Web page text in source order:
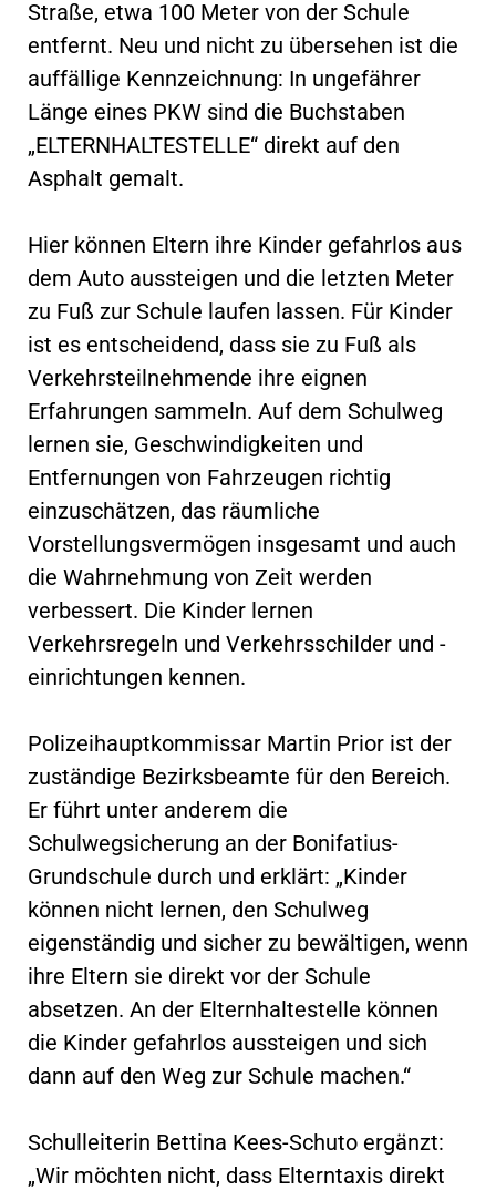
Straße, etwa 100 Meter von der Schule
entfernt. Neu und nicht zu übersehen ist die
auffällige Kennzeichnung: In ungefährer
Länge eines PKW sind die Buchstaben
„ELTERNHALTESTELLE“ direkt auf den
Asphalt gemalt.
Hier können Eltern ihre Kinder gefahrlos aus
dem Auto aussteigen und die letzten Meter
zu Fuß zur Schule laufen lassen. Für Kinder
ist es entscheidend, dass sie zu Fuß als
Verkehrsteilnehmende ihre eignen
Erfahrungen sammeln. Auf dem Schulweg
lernen sie, Geschwindigkeiten und
Entfernungen von Fahrzeugen richtig
einzuschätzen, das räumliche
Vorstellungsvermögen insgesamt und auch
die Wahrnehmung von Zeit werden
verbessert. Die Kinder lernen
Verkehrsregeln und Verkehrsschilder und -
einrichtungen kennen.
Polizeihauptkommissar Martin Prior ist der
zuständige Bezirksbeamte für den Bereich.
Er führt unter anderem die
Schulwegsicherung an der Bonifatius-
Grundschule durch und erklärt: „Kinder
können nicht lernen, den Schulweg
eigenständig und sicher zu bewältigen, wenn
ihre Eltern sie direkt vor der Schule
absetzen. An der Elternhaltestelle können
die Kinder gefahrlos aussteigen und sich
dann auf den Weg zur Schule machen.“
Schulleiterin Bettina Kees-Schuto ergänzt:
„Wir möchten nicht, dass Elterntaxis direkt